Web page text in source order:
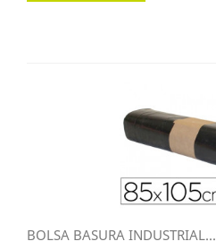
BOLSA BASURA INDUSTRIAL...